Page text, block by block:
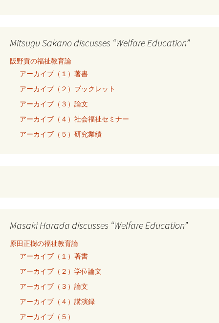
Mitsugu Sakano discusses “Welfare Education”
阪野貢の福祉教育論
アーカイブ（１）著書
アーカイブ（２）ブックレット
アーカイブ（３）論文
アーカイブ（４）社会福祉セミナー
アーカイブ（５）研究業績
Masaki Harada discusses “Welfare Education”
原田正樹の福祉教育論
アーカイブ（１）著書
アーカイブ（２）学位論文
アーカイブ（３）論文
アーカイブ（４）講演録
アーカイブ（５）